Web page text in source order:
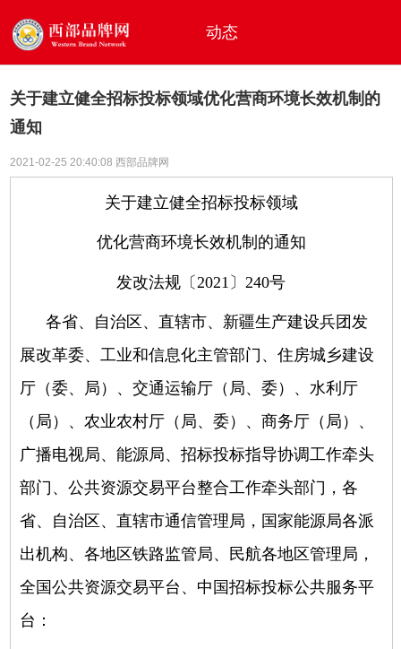
动态
关于建立健全招标投标领域优化营商环境长效机制的
通知
2021-02-25 20:40:08 西部品牌网
关于建立健全招标投标领域
优化营商环境长效机制的通知
发改法规〔2021〕240号
各省、自治区、直辖市、新疆生产建设兵团发
展改革委、工业和信息化主管部门、住房城乡建设
厅（委、局）、交通运输厅（局、委）、水利厅
（局）、农业农村厅（局、委）、商务厅（局）、
广播电视局、能源局、招标投标指导协调工作牵头
部门、公共资源交易平台整合工作牵头部门，各
省、自治区、直辖市通信管理局，国家能源局各派
出机构、各地区铁路监管局、民航各地区管理局，
全国公共资源交易平台、中国招标投标公共服务平
台：